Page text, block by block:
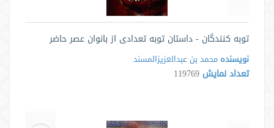
توبه کنندگان - داستان توبه تعدادی از بانوان عصر حاضر
نویسنده محمد بن عبدالعزیزالمسند
تعداد نمایش 119769